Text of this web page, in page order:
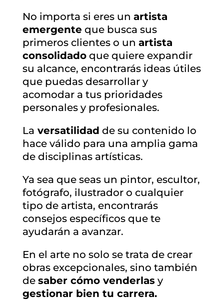
No importa si eres un artista
emergente que busca sus
primeros clientes o un artista
consolidadoque quiere expandir
su alcance, encontrarás ideas útiles
que puedas desarrollar y
acomodar a tus prioridades
personales y profesionales.
La versatilidad de su contenido lo
hace válido para una amplia gama
de disciplinas artísticas.
Ya sea que seas un pintor, escultor,
fotógrafo, ilustrador o cualquier
tipo de artista, encontrarás
consejos específicos que te
ayudarán a avanzar.
En el arte no solo se trata de crear
obras excepcionales, sino también
de saber cómo venderlasy
gestionar bien tu carrera.